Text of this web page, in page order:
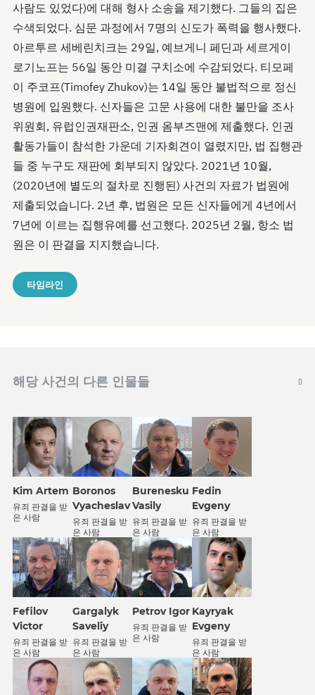
사람도 있었다)에 대해 형사 소송을 제기했다. 그들의 집은
수색되었다. 심문 과정에서 7명의 신도가 폭력을 행사했다.
아르투르 세베린치크는 29일, 예브게니 페딘과 세르게이
로기노프는 56일 동안 미결 구치소에 수감되었다. 티모페
이 주코프(Timofey Zhukov)는 14일 동안 불법적으로 정신
병원에 입원했다. 신자들은 고문 사용에 대한 불만을 조사
위원회, 유럽인권재판소, 인권 옴부즈맨에 제출했다. 인권
활동가들이 참석한 가운데 기자회견이 열렸지만, 법 집행관
들 중 누구도 재판에 회부되지 않았다. 2021년 10월,
(2020년에 별도의 절차로 진행된) 사건의 자료가 법원에
제출되었습니다. 2년 후, 법원은 모든 신자들에게 4년에서
7년에 이르는 집행유예를 선고했다. 2025년 2월, 항소 법
원은 이 판결을 지지했습니다.
타임라인
해당 사건의 다른 인물들
Kim Artem
유죄 판결을 받
은 사람
Boronos
Vyacheslav
유죄 판결을 받
은 사람
Burenesku
Vasily
유죄 판결을 받
은 사람
Fedin
Evgeny
유죄 판결을 받
은 사람
Fefilov
Victor
유죄 판결을 받
은 사람
Gargalyk
Saveliy
유죄 판결을 받
은 사람
Petrov Igor
유죄 판결을 받
은 사람
Kayryak
Evgeny
유죄 판결을 받
은 사람